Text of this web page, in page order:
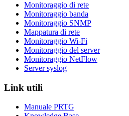
Monitoraggio di rete
Monitoraggio banda
Monitoraggio SNMP
Mappatura di rete
Monitoraggio Wi-Fi
Monitoraggio del server
Monitoraggio NetFlow
Server syslog
Link utili
Manuale PRTG